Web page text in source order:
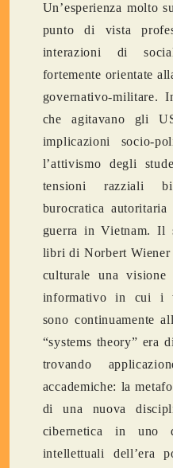
Un’esperienza molto
punto di vista
interazioni di
fortemente orientate
governativo-militare.
che agitavano gli
implicazioni socio-
l’attivismo degli
tensioni razziali
burocratica
guerra in Vietnam. Il
libri di Norbert
culturale una visione
informativo in cui i
sono continuamente
“systems theory” era
trovando
accademiche: la
di una nuova
cibernetica in uno
intellettuali dell’era